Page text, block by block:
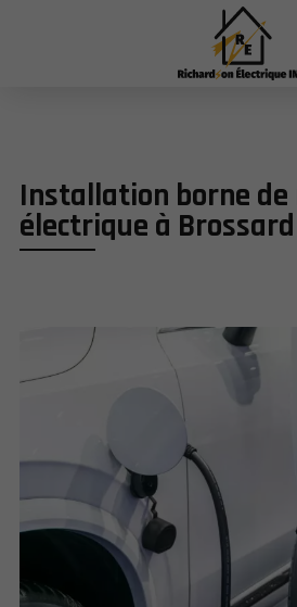
Installation borne de
électrique à Brossard